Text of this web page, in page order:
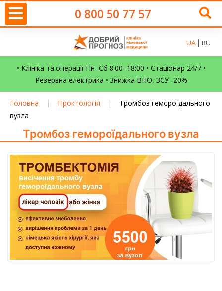
0 800 50 77 57
UA RU
• Клініка та операції Пн–Сб 8:00–18:00 • Стаціонар 24/7 •
Резервна електрика • Знижка ВПО, ЗСУ -20%
Головна | Проктологія |
Тромбоз гемороїдального
вузла
Тромбоз гемороїдального вузла